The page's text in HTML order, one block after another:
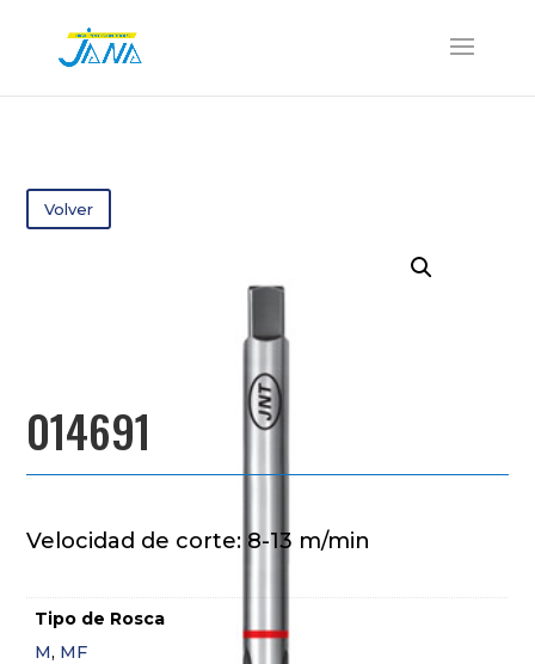
Volver
014691
Velocidad de corte: 8-13 m/min
Tipo de Rosca
M, MF